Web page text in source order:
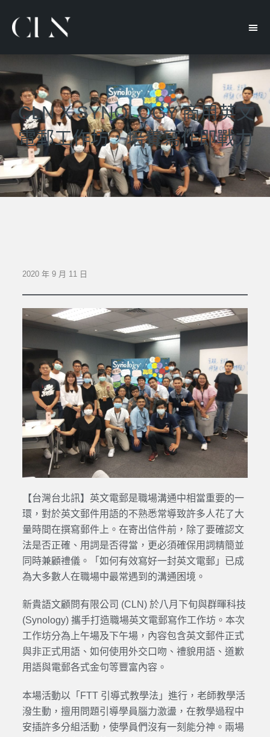
CLN X SYNOLOGY 商用英文
電郵工作坊，培養寫作即戰力
2020 年 9 月 11 日
【台灣台北訊】英文電郵是職場溝通中相當重要的一
環，對於英文郵件用語的不熟悉常導致許多人花了大
量時間在撰寫郵件上。在寄出信件前，除了要確認文
法是否正確、用詞是否得當，更必須確保用詞精簡並
同時兼顧禮儀。「如何有效寫好一封英文電郵」已成
為大多數人在職場中最常遇到的溝通困境。
新貴語文顧問有限公司 (CLN) 於八月下旬與群暉科技
(Synology) 攜手打造職場英文電郵寫作工作坊。本次
工作坊分為上午場及下午場，內容包含英文郵件正式
與非正式用語、如何使用外交口吻、禮貌用語、道歉
用語與電郵各式金句等豐富內容。
本場活動以「FTT 引導式教學法」進行，老師教學活
潑生動，擅用問題引導學員腦力激盪，在教學過程中
安插許多分組活動，使學員們沒有一刻能分神。兩場